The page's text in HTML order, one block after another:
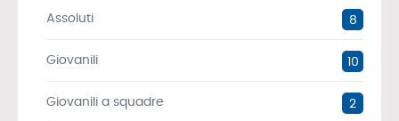
Assoluti 8
Giovanili 10
Giovanili a squadre 2